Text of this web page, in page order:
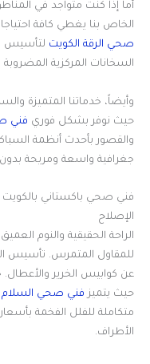
أما إذا كنت متواجد في
الخاص بنا يغطي كافة
صحي الرقة الكويت لتأسيس
السخانات المركزية
وأيضاً، خدماتنا المتميزة
حيث نوفر بشكل فوري فني
والقصور بأحدث أنظمة
جغرافية واسعة ومريحة
فني صحي باكستاني بالكويت
الإصلاح
الراحة الحقيقية والنوم
للمقاول المتمرس. تأسيس
عن كوابيس الخرير
حيث يتميز فني صحي السلام
متكاملة للفلل الفخمة
الأطراف.